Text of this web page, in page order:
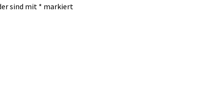
sind mit * markiert